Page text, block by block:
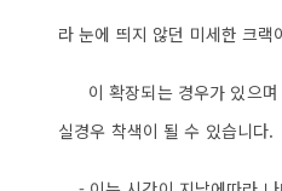
라 눈에 띄지 않던 미세한 크랙
이 확장되는 경우가 있으며
실경우 착색이 될 수 있습니다.